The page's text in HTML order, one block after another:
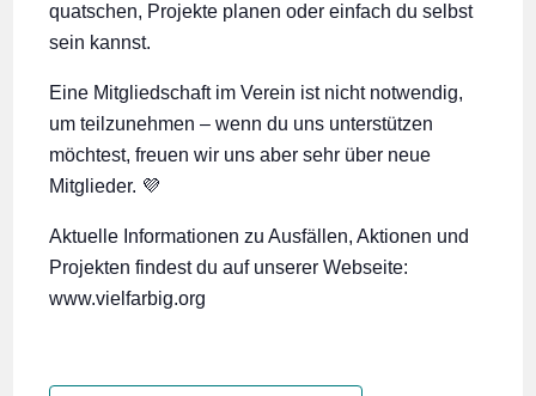
quatschen, Projekte planen oder einfach du selbst
sein kannst.
Eine Mitgliedschaft im Verein ist nicht notwendig,
um teilzunehmen – wenn du uns unterstützen
möchtest, freuen wir uns aber sehr über neue
Mitglieder. 💜
Aktuelle Informationen zu Ausfällen, Aktionen und
Projekten findest du auf unserer Webseite:
www.vielfarbig.org